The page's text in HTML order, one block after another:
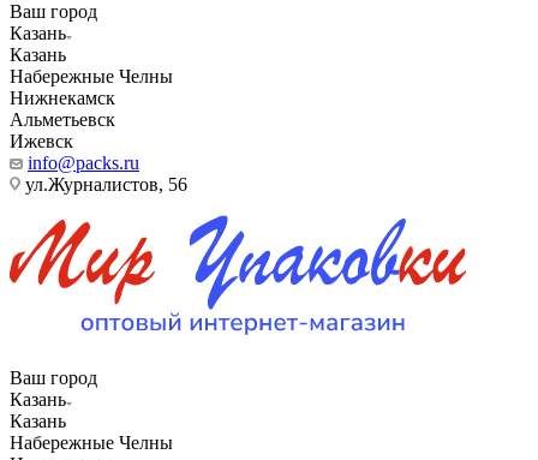
Ваш город
Казань
Казань
Набережные Челны
Нижнекамск
Альметьевск
Ижевск
info@packs.ru
ул.Журналистов, 56
Ваш город
Казань
Казань
Набережные Челны